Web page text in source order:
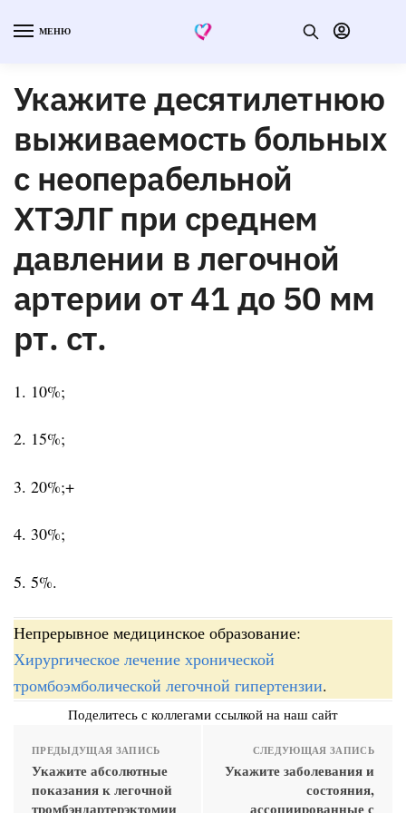
МЕНЮ
Укажите десятилетнюю
выживаемость больных
с неоперабельной
ХТЭЛГ при среднем
давлении в легочной
артерии от 41 до 50 мм
рт. ст.
1. 10%;
2. 15%;
3. 20%;+
4. 30%;
5. 5%.
Непрерывное медицинское образование:
Хирургическое лечение хронической
тромбоэмболической легочной гипертензии.
Поделитесь с коллегами ссылкой на наш сайт
ПРЕДЫДУЩАЯ ЗАПИСЬ
Укажите абсолютные
показания к легочной
тромбэндартерэктомии
СЛЕДУЮЩАЯ ЗАПИСЬ
Укажите заболевания и
состояния,
ассоциированные с